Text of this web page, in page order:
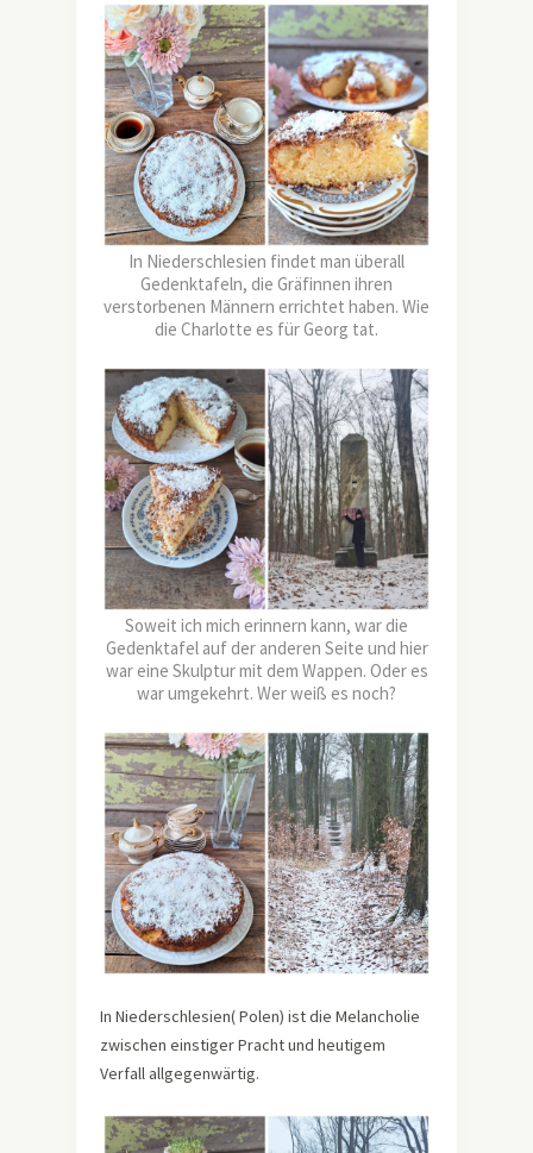
In Niederschlesien findet man überall
Gedenktafeln, die Gräfinnen ihren
verstorbenen Männern errichtet haben. Wie
die Charlotte es für Georg tat.
Soweit ich mich erinnern kann, war die
Gedenktafel auf der anderen Seite und hier
war eine Skulptur mit dem Wappen. Oder es
war umgekehrt. Wer weiß es noch?
In Niederschlesien( Polen) ist die Melancholie
zwischen einstiger Pracht und heutigem
Verfall allgegenwärtig.